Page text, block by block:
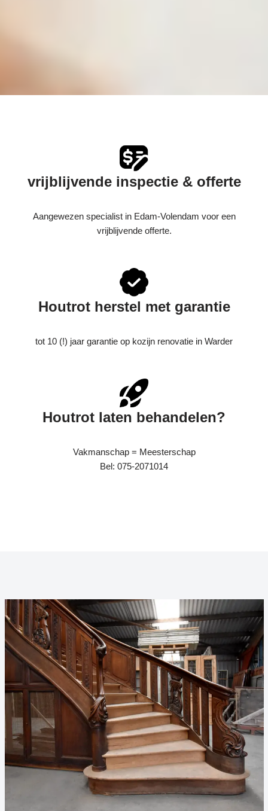
vrijblijvende inspectie & offerte
Aangewezen specialist in Edam-Volendam voor een
vrijblijvende offerte.
Houtrot herstel met garantie
tot 10 (!) jaar garantie op kozijn renovatie in Warder
Houtrot laten behandelen?
Vakmanschap = Meesterschap
Bel: 075-2071014